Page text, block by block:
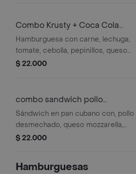
Combo Krusty + Coca Cola
Original 250ML
Hamburguesa con carne, lechuga,
tomate, cebolla, pepinillos, queso
mozarella, salsas, ripio de papa +
$ 22.000
combo sandwich pollo
desmechado+bebida
Sándwich en pan cubano con, pollo
desmechado, queso mozzarella,
tocineta, pepinillos tomate, lechuga y
$ 22.000
Hamburguesas